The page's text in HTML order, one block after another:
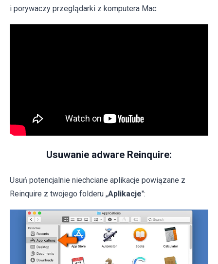
i porywaczy przeglądarki z komputera Mac:
Usuwanie adware Reinquire:
Usuń potencjalnie niechciane aplikacje powiązane z
Reinquire z twojego folderu „Aplikacje":